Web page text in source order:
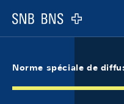
Logo
Norme spéciale de